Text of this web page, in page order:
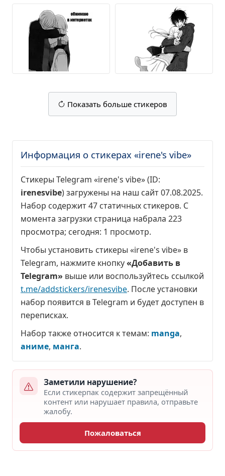
Показать больше стикеров
Информация о стикерах «irene's vibe»
Стикеры Telegram «irene's vibe» (ID:
irenesvibe) загружены на наш сайт 07.08.2025.
Набор содержит 47 статичных стикеров. С
момента загрузки страница набрала 223
просмотра; сегодня: 1 просмотр.
Чтобы установить стикеры «irene's vibe» в
Telegram, нажмите кнопку«Добавить в
Telegram» выше или воспользуйтесь ссылкой
t.me/addstickers/irenesvibe. После установки
набор появится в Telegram и будет доступен в
переписках.
Набор также относится к темам: manga,
аниме, манга.
Заметили нарушение?
Если стикерпак содержит запрещённый
контент или нарушает правила, отправьте
жалобу.
Пожаловаться